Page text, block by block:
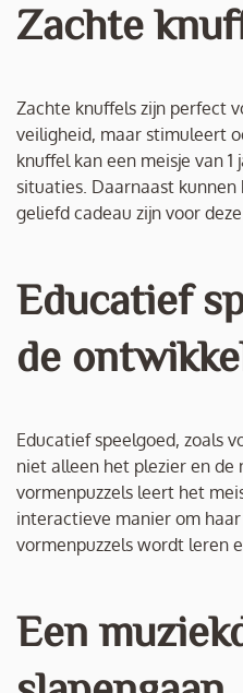
Zachte
Zachte knuffels zijn perfect
veiligheid, maar stimuleert
knuffel kan een meisje van
situaties. Daarnaast
geliefd cadeau zijn voor
Educatief
de
Educatief speelgoed, zoals
niet alleen het plezier en
vormenpuzzels leert het
interactieve manier om
vormenpuzzels wordt leren
Een